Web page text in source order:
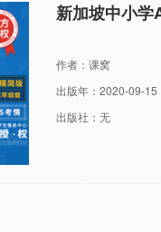
新加坡中小学
作者：课窝
出版年：2020-09-15
出版社：无